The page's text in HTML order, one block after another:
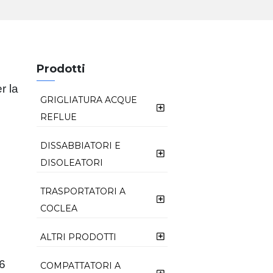
la
Prodotti
GRIGLIATURA ACQUE
REFLUE
FILTRO COCLEA FC
COMPATTATORE FCP
CONTENITORE CON
DISSABBIATORI E
DISOLEATORI
MINI LAVATORE CONICO
CLE
CLASSFICATORE DELLE
TRASPORTATORI A
COCLEA
COCLEA DI TRASPORTO
ALTRI PRODOTTI
SEPURA: SEPARATORE
COMPATTATORI A